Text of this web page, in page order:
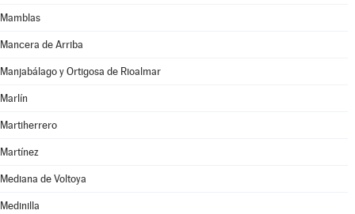
Mamblas
Mancera de Arriba
Manjabálago y Ortigosa de Rioalmar
Marlín
Martiherrero
Martínez
Mediana de Voltoya
Medinilla